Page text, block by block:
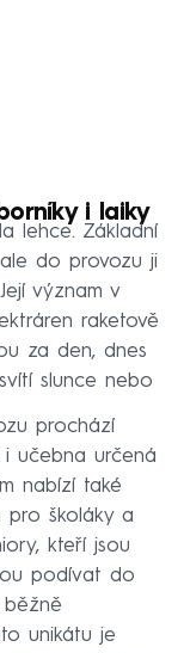
i laiky
lehce. Základní
do provozu ji
význam v
raketově
za den, dnes
slunce nebo
prochází
učebna určená
nabízí také
pro školáky a
kteří jsou
podívat do
unikátu je